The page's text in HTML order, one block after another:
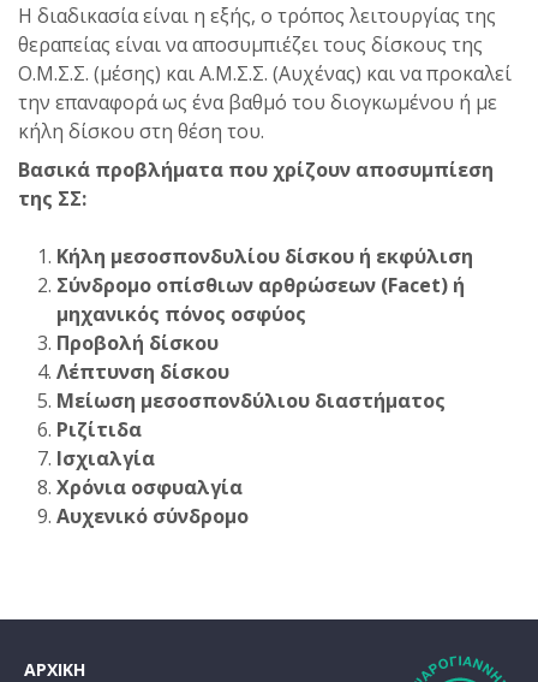
Η διαδικασία είναι η εξής, ο τρόπος λειτουργίας της
θεραπείας είναι να αποσυμπιέζει τους δίσκους της
Ο.Μ.Σ.Σ. (μέσης) και Α.Μ.Σ.Σ. (Αυχένας) και να προκαλεί
την επαναφορά ως ένα βαθμό του διογκωμένου ή με
κήλη δίσκου στη θέση του.
Βασικά προβλήματα που χρίζουν αποσυμπίεση
της ΣΣ:
Κήλη μεσοσπονδυλίου δίσκου ή εκφύλιση
Σύνδρομο οπίσθιων αρθρώσεων (Facet) ή
μηχανικός πόνος οσφύος
Προβολή δίσκου
Λέπτυνση δίσκου
Μείωση μεσοσπονδύλιου διαστήματος
Ριζίτιδα
Ισχιαλγία
Χρόνια οσφυαλγία
Αυχενικό σύνδρομο
ΑΡΧΙΚΗ